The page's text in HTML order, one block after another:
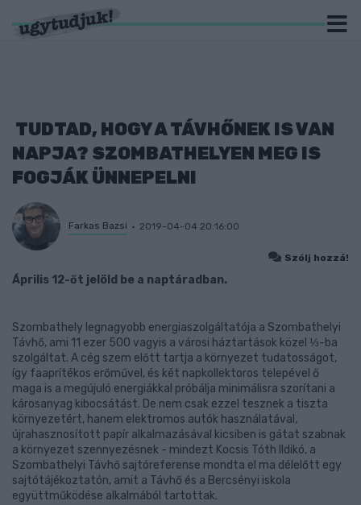
TUDTAD, HOGY A TÁVHŐNEK IS VAN
NAPJA? SZOMBATHELYEN MEG IS
FOGJÁK ÜNNEPELNI
Farkas Bazsi 2019-04-04 20:16:00
Szólj hozzá!
Április 12-őt jelöld be a naptáradban.
Szombathely legnagyobb energiaszolgáltatója a Szombathelyi
Távhő, ami 11 ezer 500 vagyis a városi háztartások közel ⅓-ba
szolgáltat. A cég szem előtt tartja a környezet tudatosságot,
így faaprítékos erőművel, és két napkollektoros telepével ő
maga is a megújuló energiákkal próbálja minimálisra szorítani a
károsanyag kibocsátást. De nem csak ezzel tesznek a tiszta
környezetért, hanem elektromos autók használatával,
újrahasznosított papír alkalmazásával kicsiben is gátat szabnak
a környezet szennyezésnek - mindezt Kocsis Tóth Ildikó, a
Szombathelyi Távhő sajtóreferense mondta el ma délelőtt egy
sajtótájékoztatón, amit a Távhő és a Bercsényi iskola
együttműködése alkalmából tartottak.